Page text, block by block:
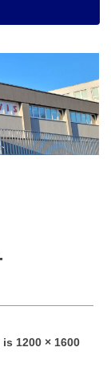
is 1200 × 1600